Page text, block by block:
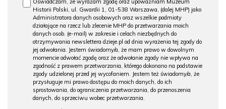
Historii Polski, ul. Gwardii 1, 01-538 Warszawa, (dalej MHP) jako
Administratora danych osobowych oraz wszelkie podmioty
działające na rzecz lub zlecenie MHP do przetwarzania moich
danych osob. (e-mail) w zakresie i celach niezbędnych do
otrzymywania newslettera dzieje.pl od dnia wyrażenia tej zgody do
jej odwołania. Jestem świadomy/a, że mam prawo w dowolnym
momencie odwołać zgodę oraz że odwołanie zgody nie wpływa na
zgodność z prawem przetwarzania, którego dokonano na podstawie
zgody udzielonej przed jej wycofaniem. Jestem też świadomy/a, że
przysługuje mi prawo dostępu do moich danych, do ich
sprostowania, do ograniczenia przetwarzania, do przenoszenia
danych, do sprzeciwu wobec przetwarzania.